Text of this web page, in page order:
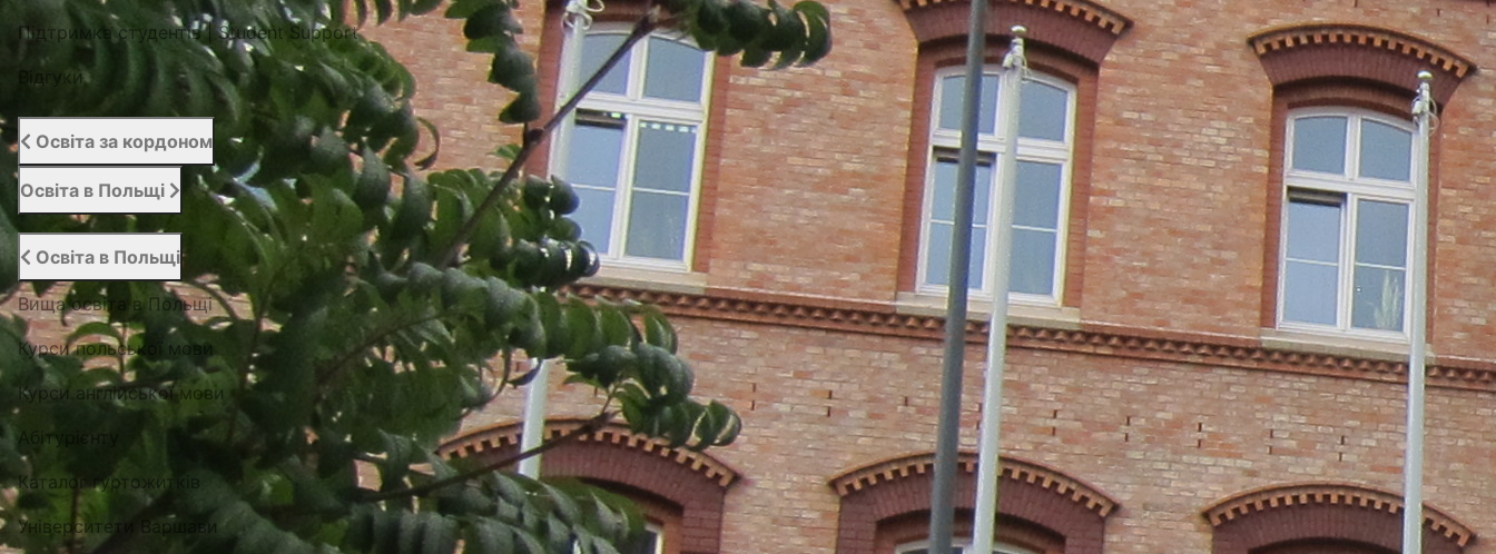
Підтримка студентів | Student Support
Відгуки
Освіта за кордоном
Освіта в Польщі
Освіта в Польщі
Вища освіта в Польщі
Курси польської мови
Курси англійської мови
Абітурієнту
Каталог гуртожитків
Університети Варшави